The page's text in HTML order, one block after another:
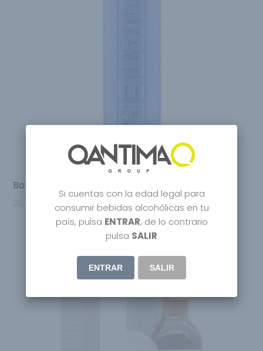
Bottle Up Blue
39.95
Si cuentas con la edad legal para
consumir bebidas alcohólicas en tu
país, pulsa ENTRAR, de lo contrario
pulsa SALIR
ENTRAR SALIR